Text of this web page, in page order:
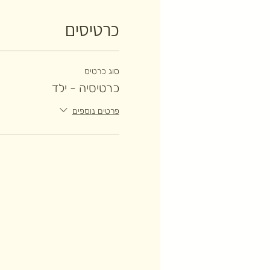
כרטיסים
סוג כרטיס
כרטיסיה - ילד
פרטים נוספים